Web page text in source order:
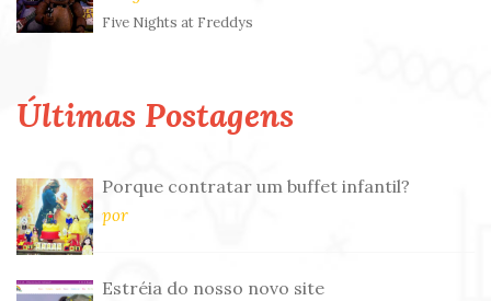
Five Nights at Freddys
Últimas Postagens
Porque contratar um buffet infantil?
por
Estréia do nosso novo site